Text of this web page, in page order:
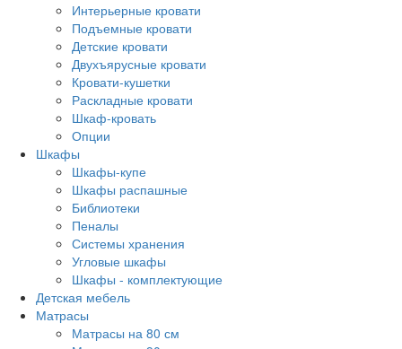
Интерьерные кровати
Подъемные кровати
Детские кровати
Двухъярусные кровати
Кровати-кушетки
Раскладные кровати
Шкаф-кровать
Опции
Шкафы
Шкафы-купе
Шкафы распашные
Библиотеки
Пеналы
Системы хранения
Угловые шкафы
Шкафы - комплектующие
Детская мебель
Матрасы
Матрасы на 80 см